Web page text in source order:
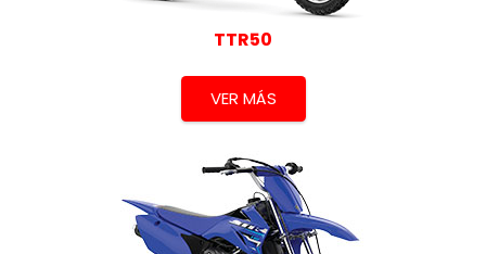
TTR50
VER MÁS